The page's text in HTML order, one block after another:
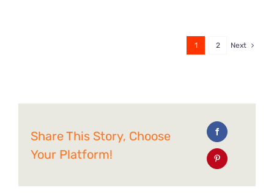
1 2 Next
Share This Story, Choose
Your Platform!